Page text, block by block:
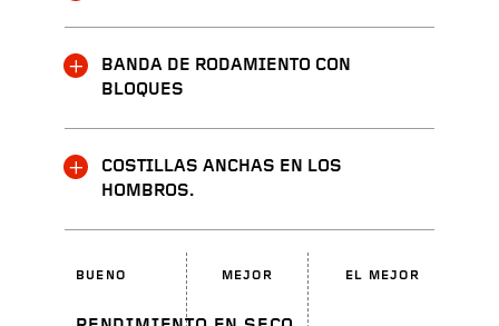
BANDA DE RODAMIENTO CON
BLOQUES
COSTILLAS ANCHAS EN LOS
HOMBROS.
BUENO MEJOR EL MEJOR